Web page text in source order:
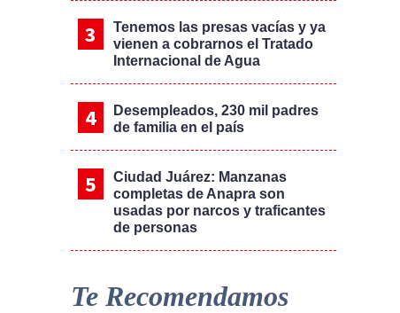
Tenemos las presas vacías y ya
vienen a cobrarnos el Tratado
Internacional de Agua
Desempleados, 230 mil padres
de familia en el país
Ciudad Juárez: Manzanas
completas de Anapra son
usadas por narcos y traficantes
de personas
Te Recomendamos